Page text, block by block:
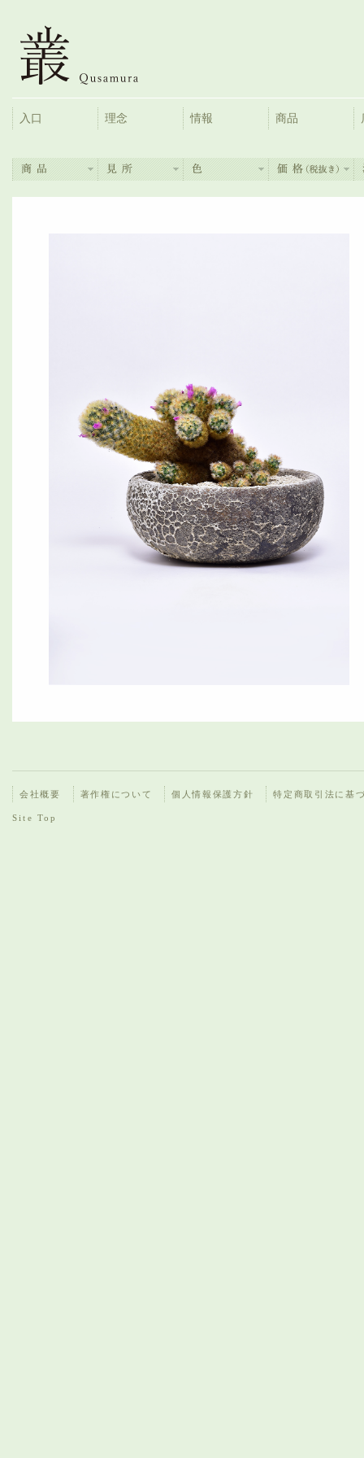
入口 理念 情報 商品
会社概要 著作権について 個人情報保護方針 特定商取引法に基
Site Top